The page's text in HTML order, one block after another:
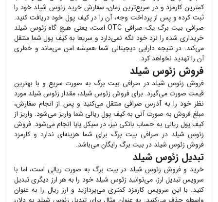
کمترین کارمزد و در سریع‌ترین زمان، سفارش خرید زئوس شیلد خود را
ثبت کرده و پس از پرداخت وجه، آن را در کیف پول خود دریافت کنید.
صرافی بیت برگ یک صرافی OTC است، یعنی هیچ گاه
زئوس شیلد
خریداری شده را نزد خود نگه نمی‌دارد و سریعا به کیف پول شما منتقل
می‌کند. در نتیجه دارایی دیجیتالی شما همیشه امن می‌ماند و خطری
آن را تهدید نخواهد کرد.
فروش زئوس شیلد
فروش زئوس شیلد در صرافی بیت برگ به صورت سریع و با بهترین
قیمت صورت می‌گیرد. برای فروش زئوس شیلد، مقدار زئوس شیلد مورد
نظر خود را به آدرس صرافی منتقل می‌کنید و پس از انجام سفارش،
مبلغ فروش به صورت آنی به کیف پول ریالی شما واریز می‌شود. واریز از
کیف پول ریالی به حساب بانکی نیز، در سیکل پایا انجام می‌شود. فروش
زئوس شیلد در صرافی بیت برگ برای شما هزینه‌ای ندارد و کارمزد
فروش زئوس شیلد در بیت برگ رایگان می‌باشد.
تبدیل زئوس شیلد
خرید و فروش زئوس شیلد در بیت برگ به صورت ریالی است، اما با
سرویس تبدیل ارز، می‌توانید زئوس شیلد خود را به هر ارز دیگری تبدیل
کنید. با این سرویس کارمزد کمتری می‌پردازید و ارز ریال را به عنوان